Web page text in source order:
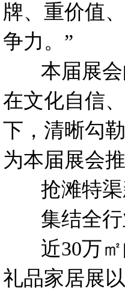
牌、重价值
争力。”
本届展会
在文化自信
下，清晰勾
为本届展会
抢滩特渠
集结全行
近30万㎡
礼品家居展